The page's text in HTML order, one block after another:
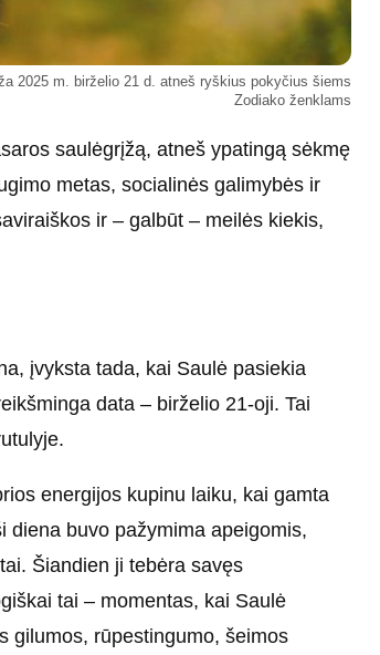
2025 m. birželio 21 d. atneš ryškius pokyčius šiems
Zodiako ženklams
saulėgrįžą, atneš ypatingą sėkmę
metas, socialinės galimybės ir
ir – galbūt – meilės kiekis,
įvyksta tada, kai Saulė pasiekia
data – birželio 21-oji. Tai
energijos kupinu laiku, kai gamta
diena buvo pažymima apeigomis,
Šiandien ji tebėra savęs
tai – momentas, kai Saulė
gilumos, rūpestingumo, šeimos